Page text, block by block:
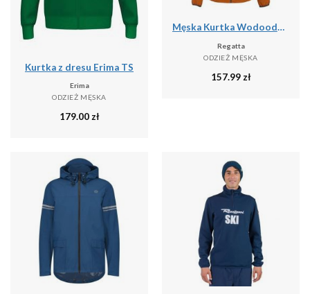
Kurtka z dresu Erima TS
Erima
ODZIEŻ MĘSKA
179.00zł
Męska Kurtka Wodoodporna Caspen
Regatta
ODZIEŻ MĘSKA
157.99 zł